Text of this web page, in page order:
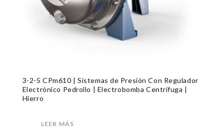
3-2-5 CPm610 | Sistemas de Presión Con Regulador
Electrónico Pedrollo | Electrobomba Centrífuga |
Hierro
LEER MÁS